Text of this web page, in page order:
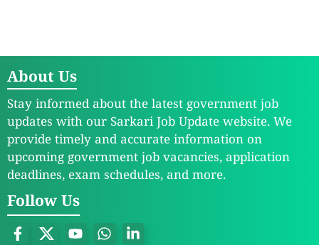
About Us
Stay informed about the latest government job
updates with our Sarkari Job Update website. We
provide timely and accurate information on
upcoming government job vacancies, application
deadlines, exam schedules, and more.
Follow Us